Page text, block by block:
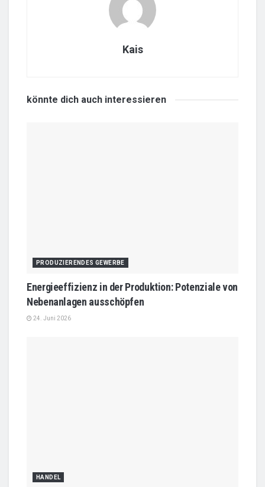
Kais
könnte dich auch interessieren
PRODUZIERENDES GEWERBE
Energieeffizienz in der Produktion: Potenziale von
Nebenanlagen ausschöpfen
24. Juni 2026
HANDEL